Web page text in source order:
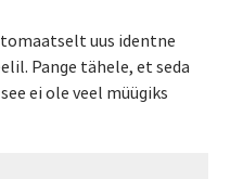
uus identne
Pange tähele, et seda
ei ole veel müügiks